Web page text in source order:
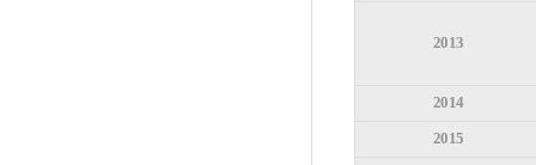
2013
2014
2015